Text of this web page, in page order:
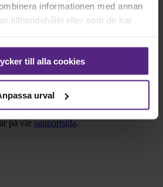
informationen med annan
tillhandahållit eller som de har
till alla cookies
urval
på vårsupportsida.